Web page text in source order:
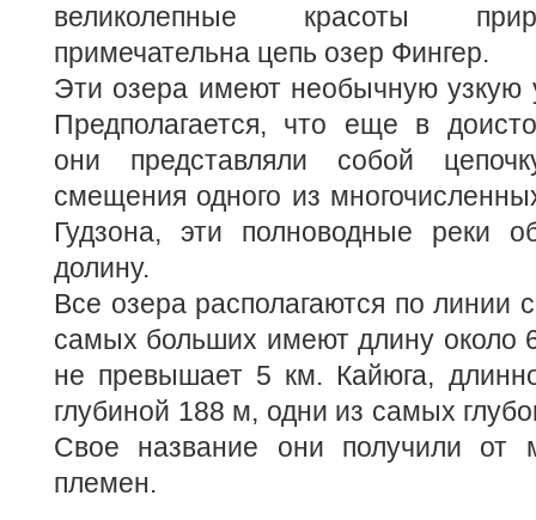
великолепные красоты
примечательна цепь озер Фингер.
Эти озера имеют необычную узкую
Предполагается, что еще в
они представляли собой
смещения одного из
Гудзона, эти полноводные реки
долину.
Все озера располагаются по линии
самых больших имеют длину около
не превышает 5 км. Кайюга,
глубиной 188 м, одни из самых
Свое название они получили от
племен.